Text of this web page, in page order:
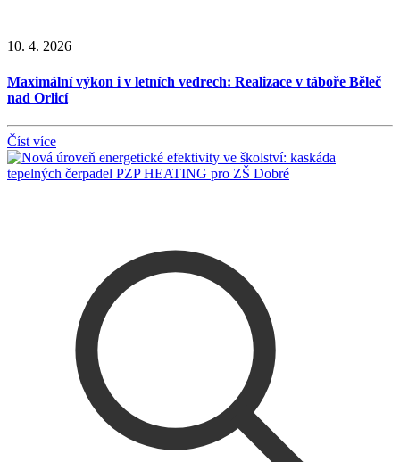
10. 4. 2026
Maximální výkon i v letních vedrech: Realizace v táboře Běleč
nad Orlicí
Číst více